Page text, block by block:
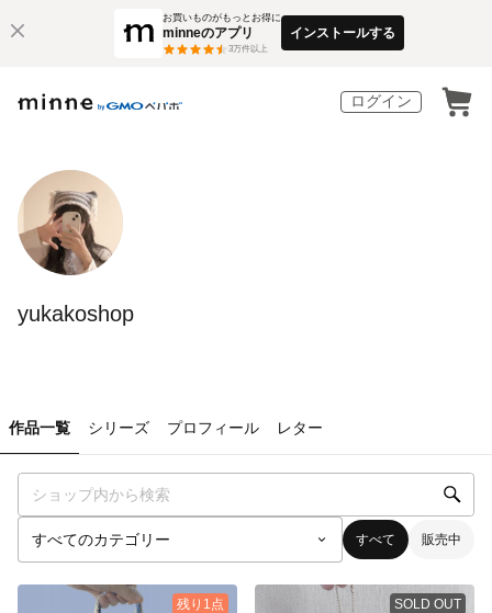
お買いものがもっとお得に
minneのアプリ
3万件以上
インストールする
ログイン
yukakoshop
作品一覧 シリーズ プロフィール レター
すべて 販売中
残り1点 SOLD OUT